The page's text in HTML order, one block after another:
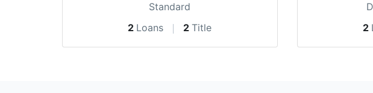
Standard
2 Loans 2 Title
2